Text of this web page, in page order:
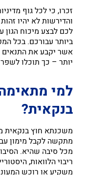
זכרו, כי לכל גוף
והדירשות לא יהיו
לכם לבצע מיכוח הגון
ביותר עבורכם. בכל
אשר יקבע את התנאים
יותר – כך תוכלו
למי
בנקאית?
משכנתא חוץ בנקאית
מתקשה לקבל מימון
מכל סיבה שהיא.
ריבוי הלוואות,
משקיע או רוכש